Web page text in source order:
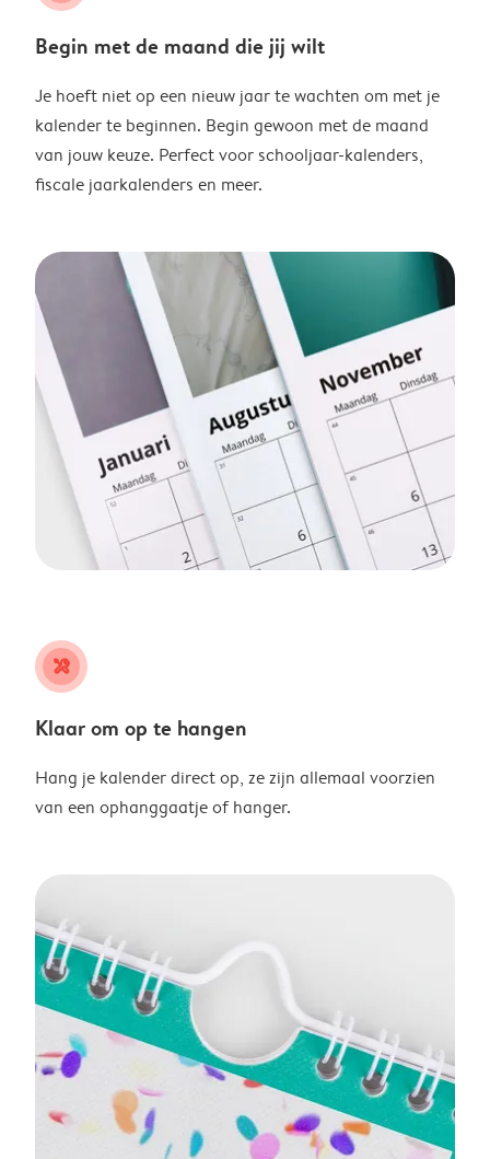
Begin met de maand die jij wilt
Je hoeft niet op een nieuw jaar te wachten om met je
kalender te beginnen. Begin gewoon met de maand
van jouw keuze. Perfect voor schooljaar-kalenders,
fiscale jaarkalenders en meer.
tools
Klaar om op te hangen
Hang je kalender direct op, ze zijn allemaal voorzien
van een ophanggaatje of hanger.